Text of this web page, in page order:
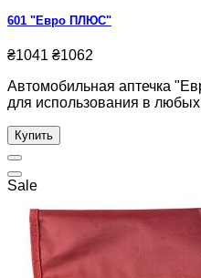
601 "Евро ПЛЮС"
₴1041 ₴1062
Автомобильная аптечка
для использования в любых
Купить
Sale